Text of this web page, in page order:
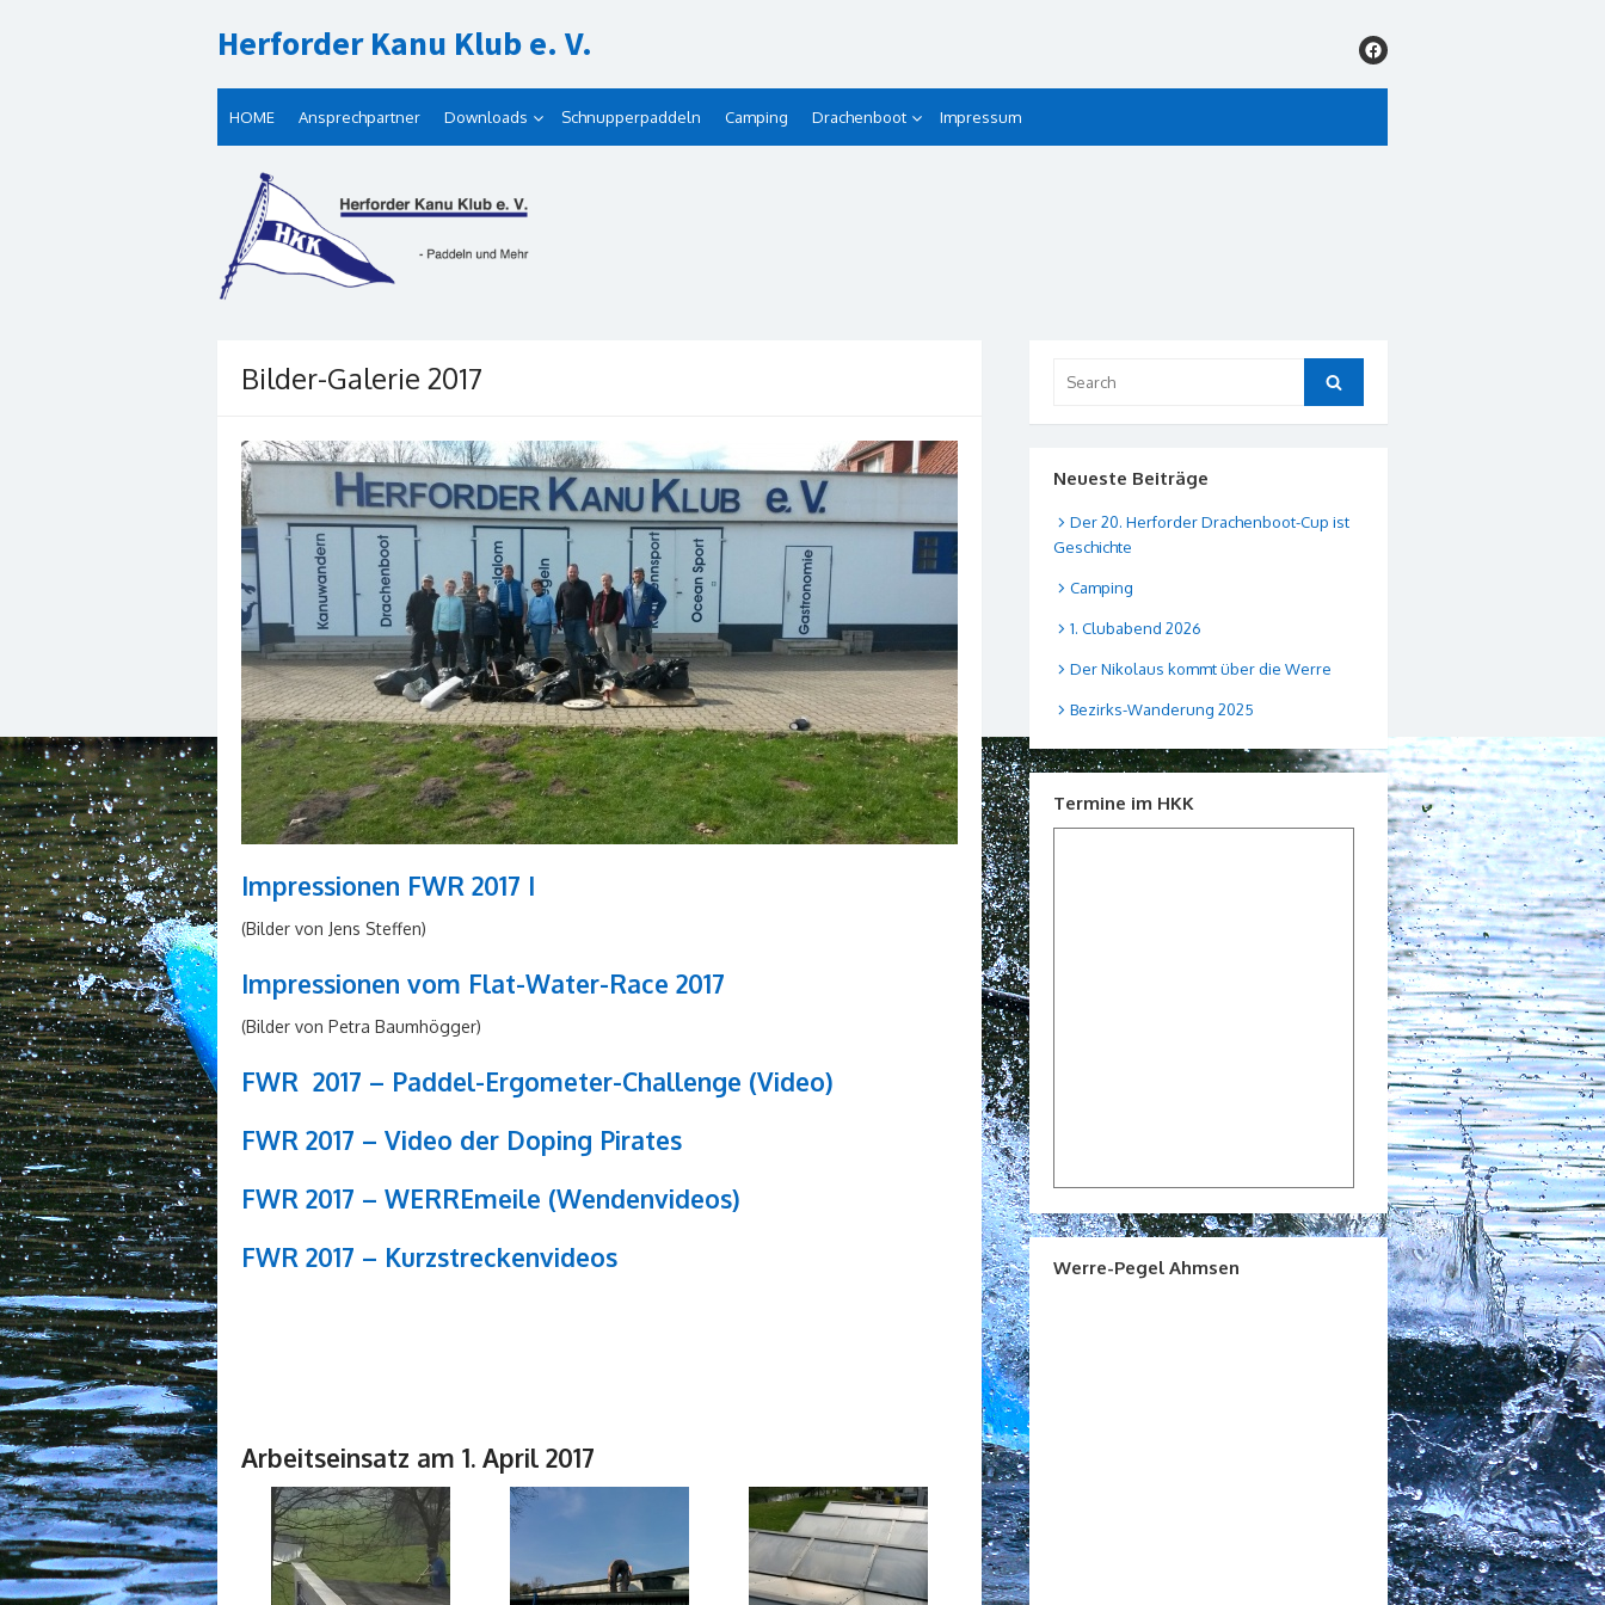
to
Herforder Kanu Klub e. V.
HOME Ansprechpartner Downloads Schnupperpaddeln Camping Drachenboot Impressum
Bilder-Galerie 2017
Impressionen FWR 2017 I
(Bilder von Jens Steffen)
Impressionen vom Flat-Water-Race 2017
(Bilder von Petra Baumhögger)
FWR 2017 – Paddel-Ergometer-Challenge (Video)
FWR 2017 – Video der Doping Pirates
FWR 2017 – WERREmeile (Wendenvideos)
FWR 2017 – Kurzstreckenvideos
Arbeitseinsatz am 1. April 2017
for:
Search
Neueste Beiträge
Der 20. Herforder Drachenboot-Cup ist
Geschichte
Camping
1. Clubabend 2026
Der Nikolaus kommt über die Werre
Bezirks-Wanderung 2025
Termine im HKK
Werre-Pegel Ahmsen